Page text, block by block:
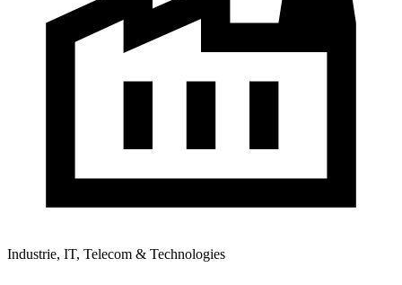
Industrie, IT, Telecom & Technologies